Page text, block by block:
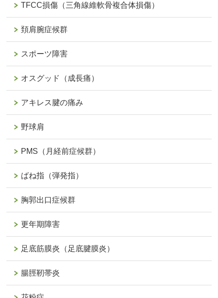
TFCC損傷（三角線維軟骨複合体損傷）
頚肩腕症候群
スポーツ障害
オスグッド（成長痛）
アキレス腱の痛み
野球肩
PMS（月経前症候群）
ばね指（弾発指）
胸郭出口症候群
更年期障害
足底筋膜炎（足底腱膜炎）
腸脛靭帯炎